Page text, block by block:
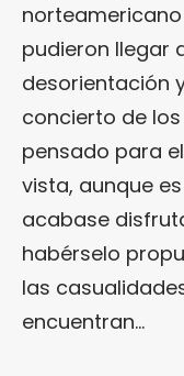
pudieron llegar
desorientación
concierto de
pensado para
vista, aunque
acabase
habérselo
las
encuentran…